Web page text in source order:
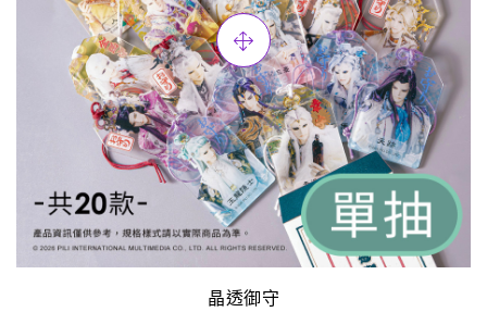
晶透御守